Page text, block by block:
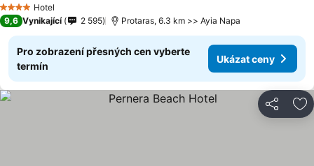
4 Počet hvězdiček
Hotel
Ukázat ceny
9,6 Vynikající 2 595 Protaras, 6.3 km >> Ayia Napa
Pro zobrazení přesných cen vyberte
termín
Ukázat ceny
Sdílet